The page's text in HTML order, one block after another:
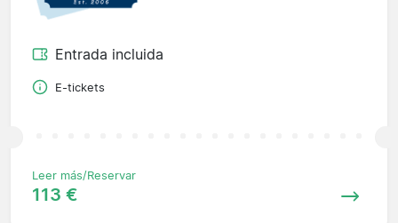
Entrada incluida
E-tickets
Leer más/Reservar
113 €